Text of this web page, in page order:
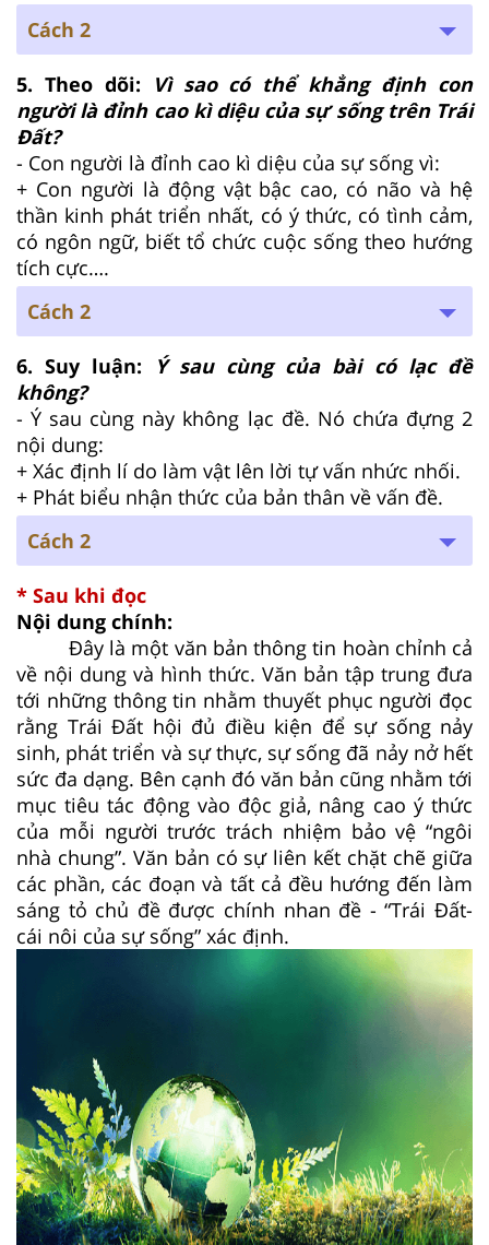
Cách 2
5. Theo dõi:
Vì sao có thể khẳng định con
người là đỉnh cao kì diệu của sự sống trên Trái
Đất?
- Con người là đỉnh cao kì diệu của sự sống vì:
+ Con người là động vật bậc cao, có não và hệ
thần kinh phát triển nhất, có ý thức, có tình cảm,
có ngôn ngữ, biết tổ chức cuộc sống theo hướng
tích cực….
Cách 2
6. Suy luận:
Ý sau cùng của bài có lạc đề
không?
- Ý sau cùng này không lạc đề. Nó chứa đựng 2
nội dung:
+ Xác định lí do làm vật lên lời tự vấn nhức nhối.
+ Phát biểu nhận thức của bản thân về vấn đề.
Cách 2
* Sau khi đọc
Nội dung chính:
Đây là một văn bản thông tin hoàn chỉnh cả
về nội dung và hình thức. Văn bản tập trung đưa
tới những thông tin nhằm thuyết phục người đọc
rằng Trái Đất hội đủ điều kiện để sự sống nảy
sinh, phát triển và sự thực, sự sống đã nảy nở hết
sức đa dạng. Bên cạnh đó văn bản cũng nhằm tới
mục tiêu tác động vào độc giả, nâng cao ý thức
của mỗi người trước trách nhiệm bảo vệ “ngôi
nhà chung”. Văn bản có sự liên kết chặt chẽ giữa
các phần, các đoạn và tất cả đều hướng đến làm
sáng tỏ chủ đề được chính nhan đề - “Trái Đất-
cái nôi của sự sống” xác định.